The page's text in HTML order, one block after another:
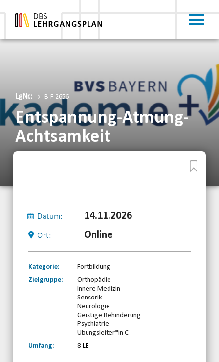
LgNr.: B-F-2656
Entspannung-Atmung-
Achtsamkeit
Datum: 14.11.2026
Ort: Online
Kategorie:
Fortbildung
Zielgruppe:
Orthopädie
Innere Medizin
Sensorik
Neurologie
Geistige Behinderung
Psychiatrie
Übungsleiter*in C
Umfang:
8LE